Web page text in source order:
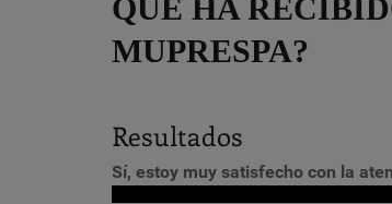
QUE HA
MUPRESPA?
Resultados
Sí, estoy muy satisfecho con la